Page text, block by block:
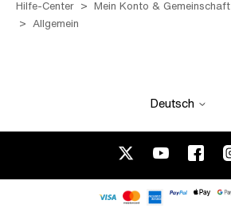
Hilfe-Center Mein Konto & Gemeinschaft
Allgemein
Deutsch